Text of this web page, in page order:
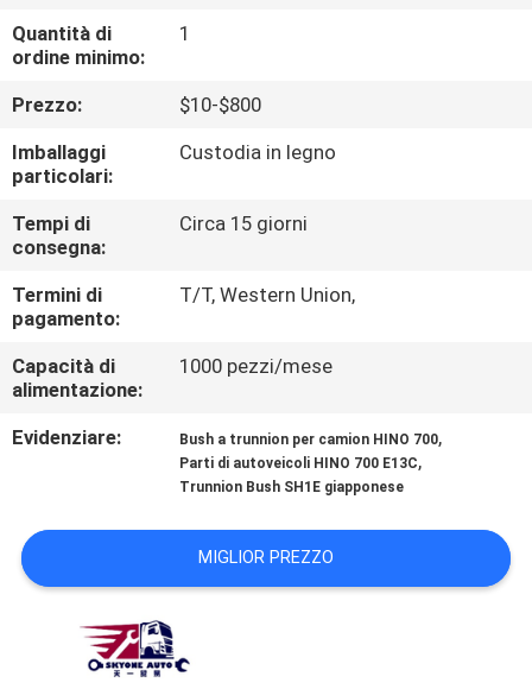
CONTROLLO
DI
QUALITÀ
CONTATTICI
NOTIZIE
RICHIEDA
UNA
CITAZIONE
DEL
SITO
PRIVACY
Quantità di
ordine minimo:
1
Prezzo:
$10-$800
Imballaggi
particolari:
Custodia in legno
Tempi di
consegna:
Circa 15 giorni
Termini di
pagamento:
T/T, Western Union,
Capacità di
alimentazione:
1000 pezzi/mese
Evidenziare: Bush a trunnion per camion HINO 700,
Parti di autoveicoli HINO 700 E13C,
Trunnion Bush SH1E giapponese
MIGLIOR PREZZO